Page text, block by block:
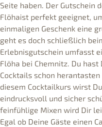
Seite haben. Der Gutschein
Flöhaist perfekt geeignet,
einmaligen Geschenk eine
geht es doch schließlich
Erlebnisgutschein umfasst
Flöha bei Chemnitz. Du
Cocktails schon
diesem Cocktailkurs wirst
eindrucksvoll und sicher
feinfühlige Mixen wird Dir
Egal ob Deine Gäste einen